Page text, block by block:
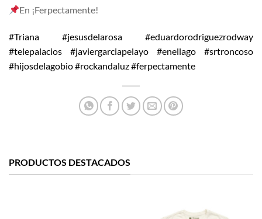
En ¡Ferpectamente!
#Triana #jesusdelarosa #eduardorodriguezrodway
#telepalacios #javiergarciapelayo #enellago #srtroncoso
#hijosdelagobio #rockandaluz #ferpectamente
PRODUCTOS DESTACADOS